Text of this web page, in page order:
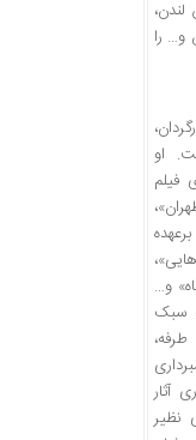
لندن،
و… را
متولد ۱۳۵۵ کارگردان،
او
فیلم
و…
سبک
آثار
نظیر